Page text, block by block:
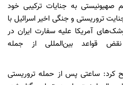
گذشت ۶ ماه رژیم صهیونیستی به جنایات ترکیبی خود
تروریستی و جنگی اخیر اسرائیل با
آمریکا علیه سفارت ایران در
قواعد بین‌المللی از جمله
کرد: ساعتی پس از حمله تروریستی